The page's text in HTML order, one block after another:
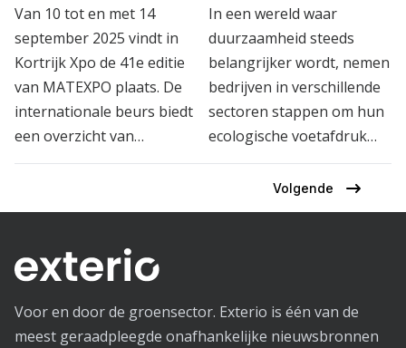
Van 10 tot en met 14
september 2025 vindt in
Kortrijk Xpo de 41e editie
van MATEXPO plaats. De
internationale beurs biedt
een overzicht van…
In een wereld waar
duurzaamheid steeds
belangrijker wordt, nemen
bedrijven in verschillende
sectoren stappen om hun
ecologische voetafdruk…
Volgende
pagina
Volgende
Voor en door de groensector. Exterio is één van de
meest geraadpleegde onafhankelijke nieuwsbronnen